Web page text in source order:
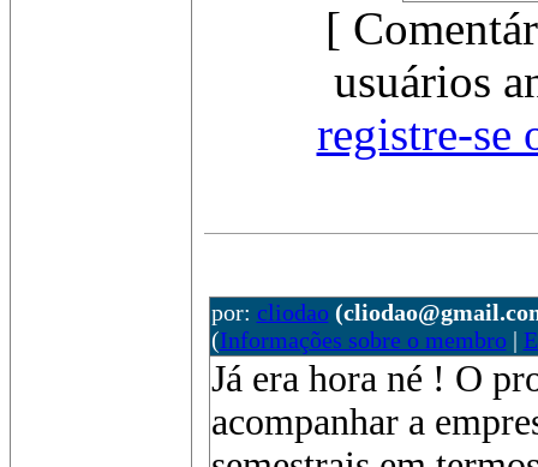
[
usuários
registre-se
por: cliodao
(Informações sobre o membro|
Já era hora né ! O
acompanhar a